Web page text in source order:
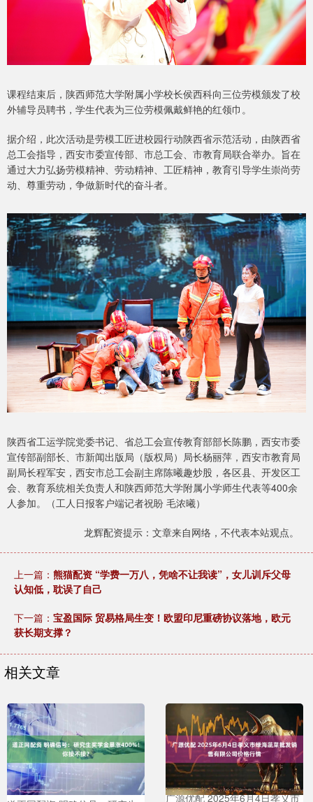
课程结束后，陕西师范大学附属小学校长侯西科向三位劳模颁发了校
外辅导员聘书，学生代表为三位劳模佩戴鲜艳的红领巾。
据介绍，此次活动是劳模工匠进校园行动陕西省示范活动，由陕西省
总工会指导，西安市委宣传部、市总工会、市教育局联合举办。旨在
通过大力弘扬劳模精神、劳动精神、工匠精神，教育引导学生崇尚劳
动、尊重劳动，争做新时代的奋斗者。
陕西省工运学院党委书记、省总工会宣传教育部部长陈鹏，西安市委
宣传部副部长、市新闻出版局（版权局）局长杨丽萍，西安市教育局
副局长程军安，西安市总工会副主席陈曦趣炒股，各区县、开发区工
会、教育系统相关负责人和陕西师范大学附属小学师生代表等400余
人参加。（工人日报客户端记者祝盼 毛浓曦）
龙辉配资提示：文章来自网络，不代表本站观点。
上一篇： 熊猫配资 “学费一万八，凭啥不让我读”，女儿训斥父母
认知低，耽误了自己
下一篇： 宝盈国际 贸易格局生变！欧盟印尼重磅协议落地，欧元
获长期支撑？
相关文章
广源优配 2025年6月4日孝义市